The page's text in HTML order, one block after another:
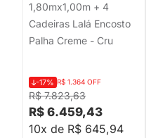
1,80mx1,00m + 4
Cadeiras Lalá Encosto
Palha Creme - Cru
R$ 7.823,63
-17% R$ 1.364 OFF
R$ 6.459,43
10x de R$ 645,94